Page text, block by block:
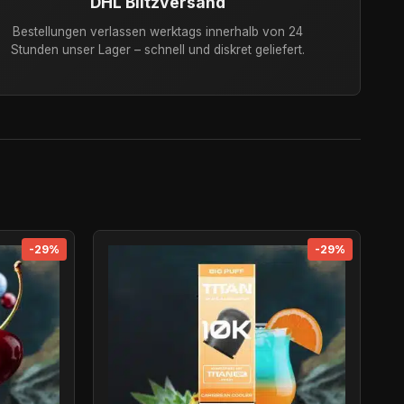
Bestellungen verlassen werktags innerhalb von 24
Stunden unser Lager – schnell und diskret geliefert.
-29% -29%